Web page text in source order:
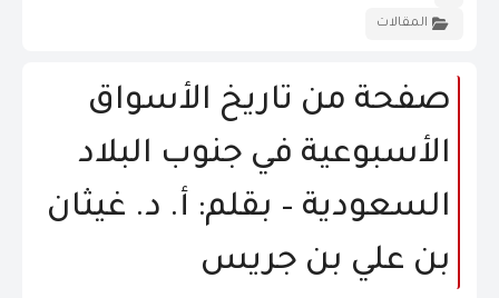
الرؤية و الرسالة
الاخبار
المقالات
صفحة من تاريخ الأسواق
الأسبوعية في جنوب البلاد
السعودية – بقلم: أ. د. غيثان
بن علي بن جريس